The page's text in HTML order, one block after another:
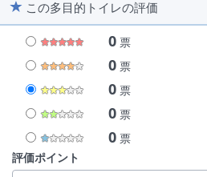
この多目的トイレの評価
0 票
0 票
0 票
0 票
0 票
評価ポイント